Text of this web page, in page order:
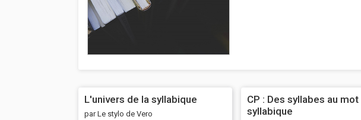
L'univers de la syllabique
par Le stylo de Vero
CP : Des syllabes au mot
syllabique